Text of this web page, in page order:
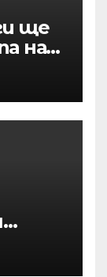
ще
на